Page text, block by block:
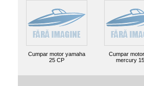
Cumpar motor yamaha
25 CP
Cumpar
mercury